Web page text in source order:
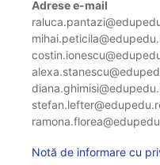
Adrese e-mail
Notă de informare cu